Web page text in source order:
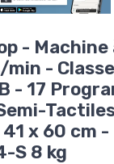
- Machine
- Classe
- 17
x 60 cm -
S 8 kg